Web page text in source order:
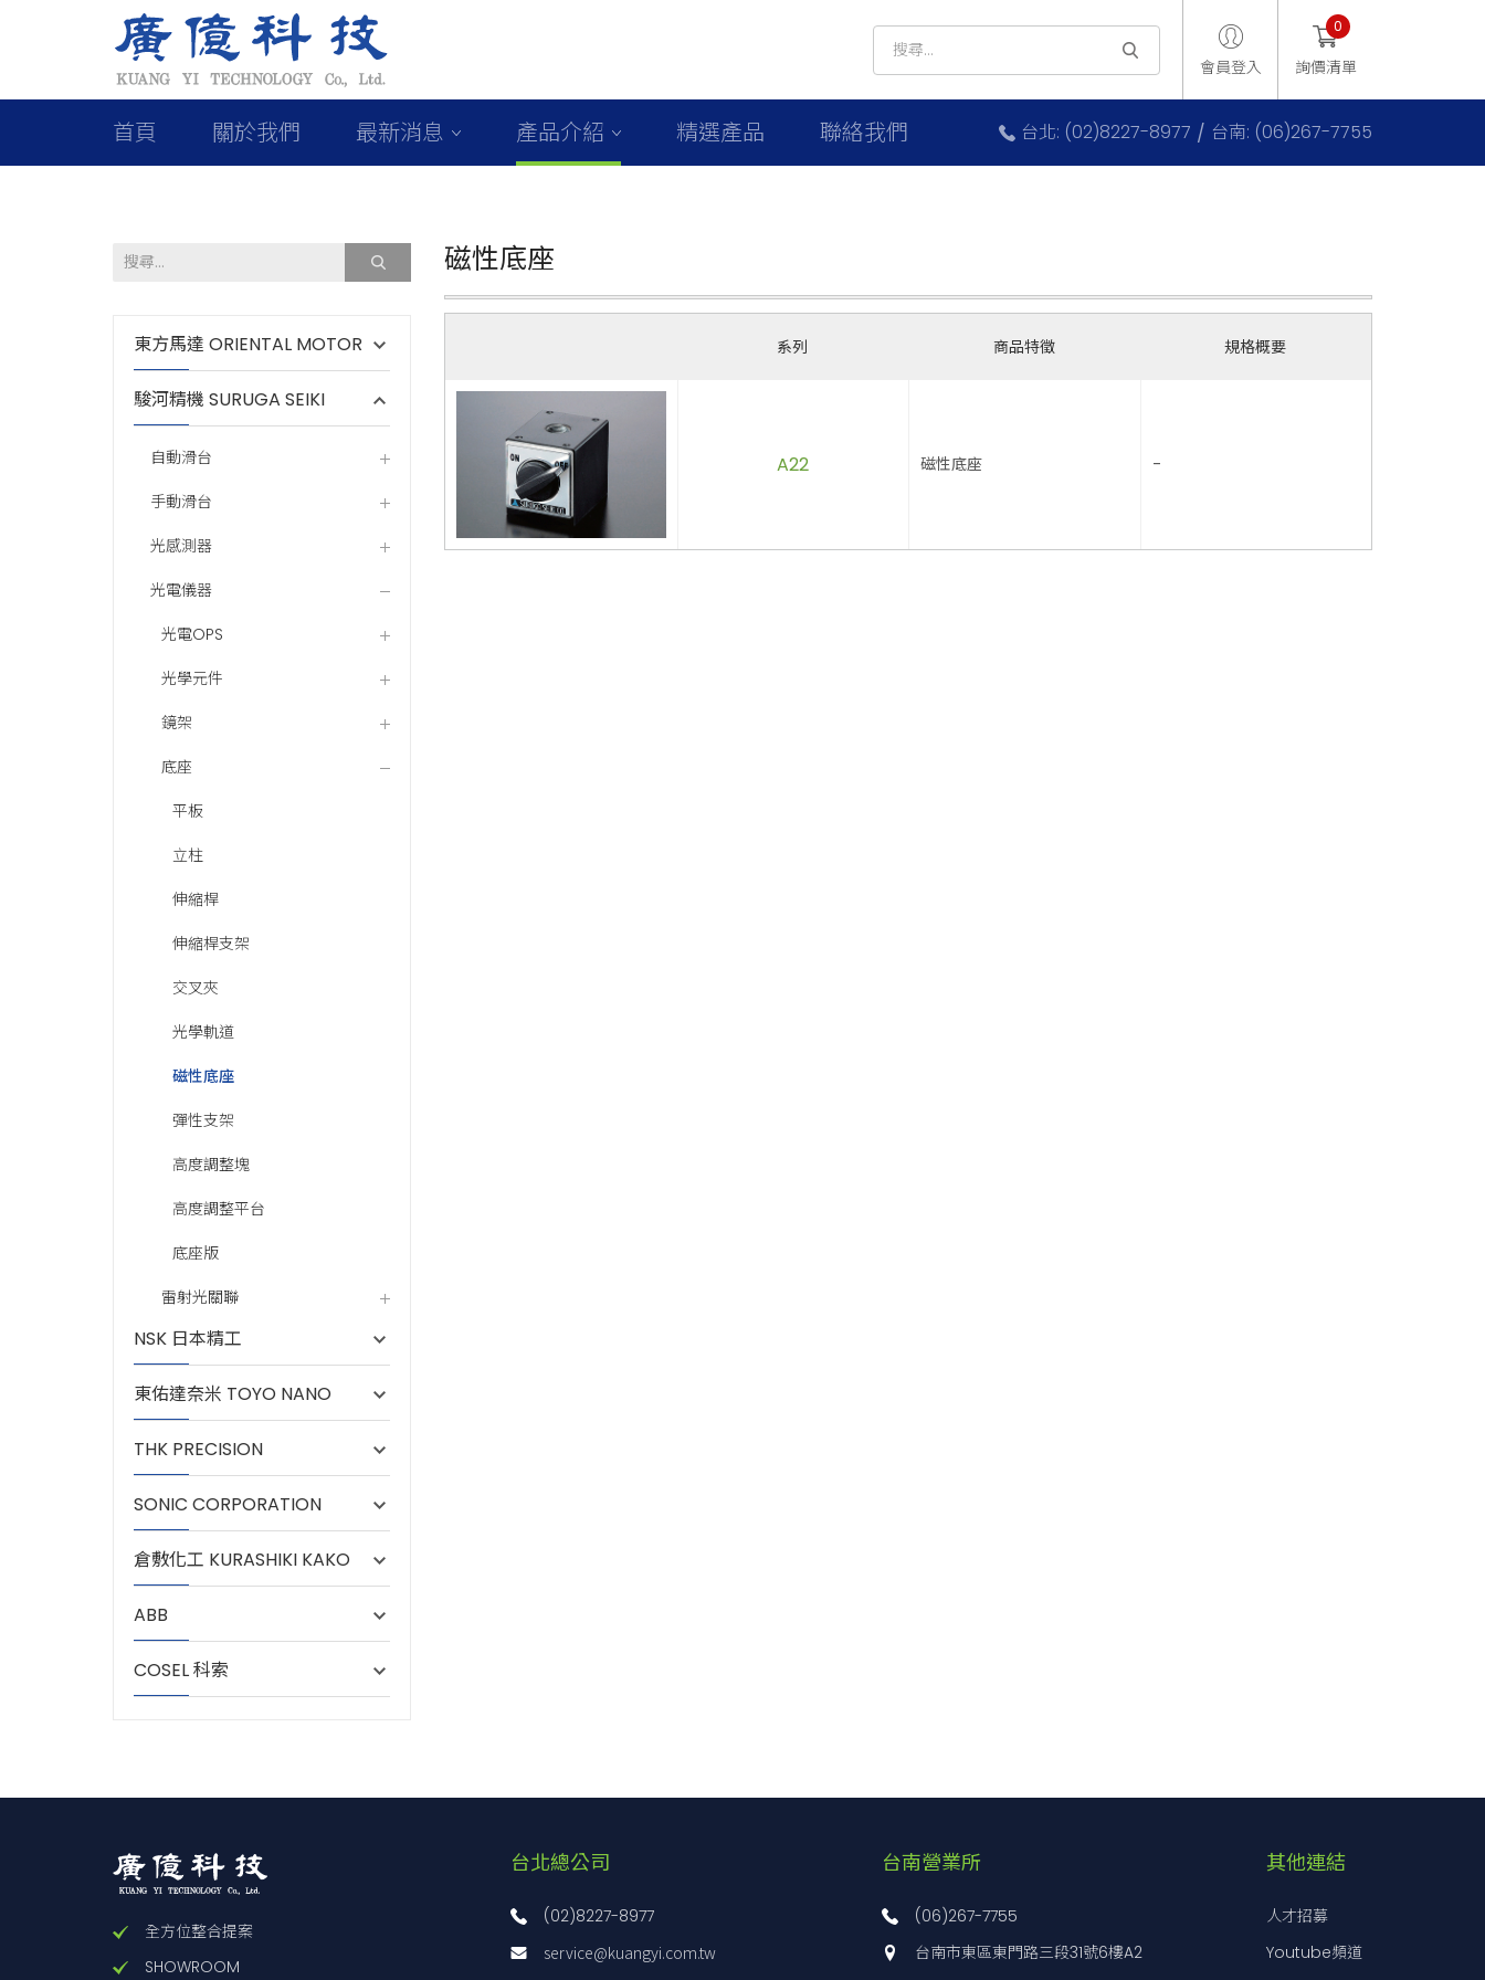
會員登入 詢價清單
0
首頁 關於我們 最新消息 產品介紹 精選產品 聯絡我們 台北: (02)8227-8977 台南: (06)267-7755
東方馬達 ORIENTAL MOTOR
駿河精機 SURUGA SEIKI
自動滑台
手動滑台
光感測器
光電儀器
光電OPS
光學元件
鏡架
底座
平板
立柱
伸縮桿
伸縮桿支架
交叉夾
光學軌道
磁性底座
彈性支架
高度調整塊
高度調整平台
底座版
雷射光關聯
NSK 日本精工
東佑達奈米 TOYO NANO
THK PRECISION
SONIC CORPORATION
倉敷化工 KURASHIKI KAKO
ABB
COSEL 科索
磁性底座
系列 商品特徵 規格概要
A22 磁性底座 -
全方位整合提案
SHOWROOM
台北總公司
(02)8227-8977
service@kuangyi.com.tw
台南營業所
(06)267-7755
台南市東區東門路三段31號6樓A2
其他連結
人才招募
Youtube頻道